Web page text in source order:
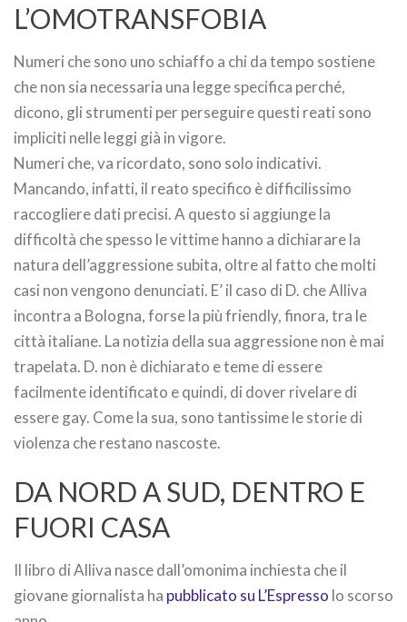
L’OMOTRANSFOBIA
Numeri che sono uno schiaffo a chi da tempo sostiene
che non sia necessaria una legge specifica perché,
dicono, gli strumenti per perseguire questi reati sono
impliciti nelle leggi già in vigore.
Numeri che, va ricordato, sono solo indicativi.
Mancando, infatti, il reato specifico è difficilissimo
raccogliere dati precisi. A questo si aggiunge la
difficoltà che spesso le vittime hanno a dichiarare la
natura dell’aggressione subita, oltre al fatto che molti
casi non vengono denunciati. E’ il caso di D. che Alliva
incontra a Bologna, forse la più friendly, finora, tra le
città italiane. La notizia della sua aggressione non è mai
trapelata. D. non è dichiarato e teme di essere
facilmente identificato e quindi, di dover rivelare di
essere gay. Come la sua, sono tantissime le storie di
violenza che restano nascoste.
DA NORD A SUD, DENTRO E
FUORI CASA
Il libro di Alliva nasce dall’omonima inchiesta che il
giovane giornalista ha pubblicato su L’Espresso lo scorso